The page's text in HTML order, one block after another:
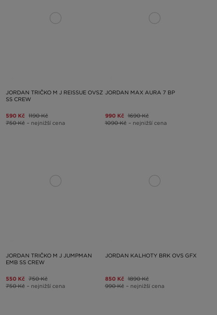
JORDAN TRIČKO M J REISSUE OVSZ
SS CREW
590 Kč 1190 Kč
750 Kč – nejnižší cena
JORDAN MAX AURA 7 BP
990 Kč 1690 Kč
1090 Kč – nejnižší cena
JORDAN TRIČKO M J JUMPMAN
EMB SS CREW
550 Kč 750 Kč
750 Kč – nejnižší cena
JORDAN KALHOTY BRK OVS GFX
850 Kč 1890 Kč
990 Kč – nejnižší cena